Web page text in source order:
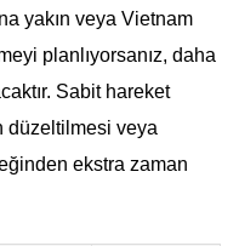
yakın veya Vietnam
planlıyorsanız, daha
Sabit hareket
düzeltilmesi veya
ekstra zaman